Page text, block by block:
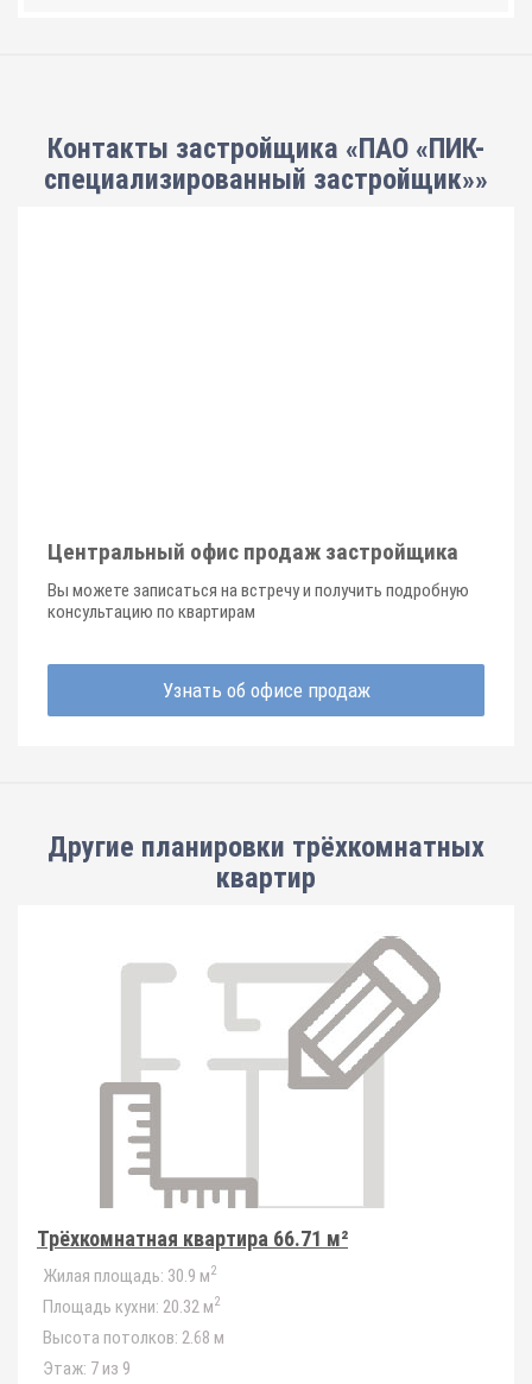
Контакты застройщика «ПАО «ПИК-
специализированный застройщик»»
Центральный офис продаж застройщика
Вы можете записаться на встречу и получить подробную
консультацию по квартирам
Узнать об офисе продаж
Другие планировки трёхкомнатных
квартир
Трёхкомнатная квартира 66.71 м²
Жилая площадь: 30.9 м2
Площадь кухни: 20.32 м2
Высота потолков: 2.68 м
Этаж: 7 из 9